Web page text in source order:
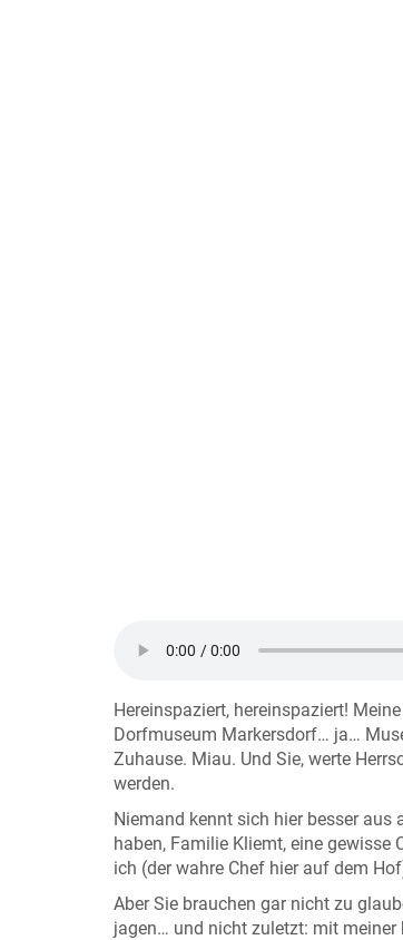
Hereinspaziert, hereinspaziert!
Dorfmuseum Markersdorf… ja…
Zuhause. Miau. Und Sie, werte
werden.
Niemand kennt sich hier besser
haben, Familie Kliemt, eine gewisse
ich (der wahre Chef hier auf dem
Aber Sie brauchen gar nicht zu
jagen… und nicht zuletzt: mit